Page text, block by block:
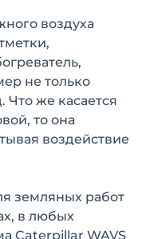
воздуха
не только
Что же касается
то она
воздействие
земляных работ
в любых
Caterpillar WAVS